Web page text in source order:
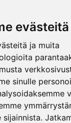
evästeitä
ja muita
sinulle
sijainnista.